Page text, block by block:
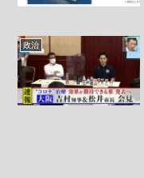
政治